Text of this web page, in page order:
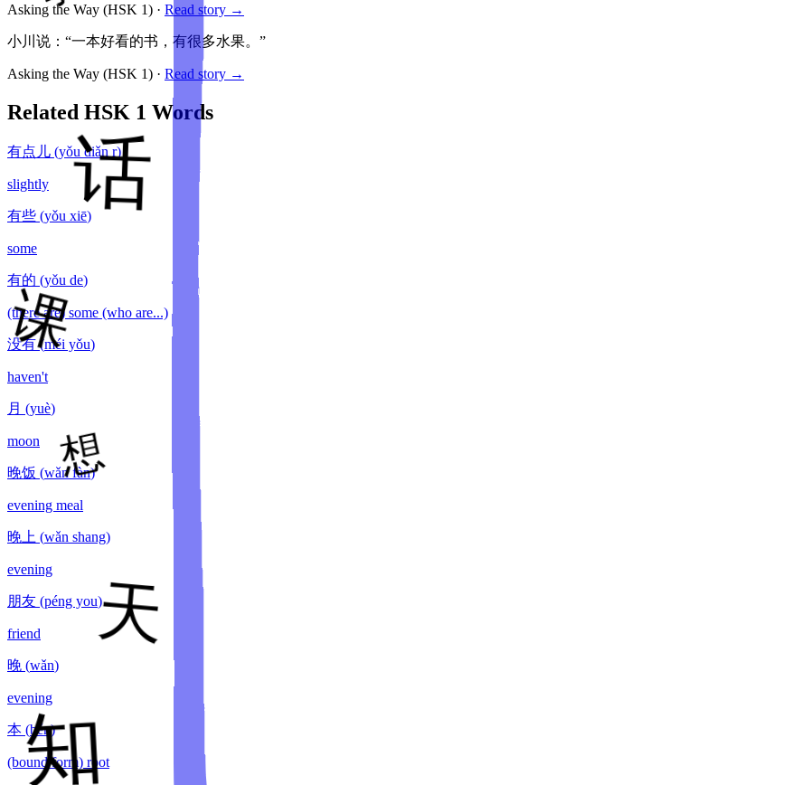
Asking the Way (HSK 1) · Read story →
小川说：“一本好看的书，有很多水果。”
Asking the Way (HSK 1) · Read story →
Related HSK 1 Words
有点儿 (yǒu diǎn r)
slightly
有些 (yǒu xiē)
some
有的 (yǒu de)
(there are) some (who are...)
没有 (méi yǒu)
haven't
月 (yuè)
moon
晚饭 (wǎn fàn)
evening meal
晚上 (wǎn shang)
evening
朋友 (péng you)
friend
晚 (wǎn)
evening
本 (běn)
(bound form) root